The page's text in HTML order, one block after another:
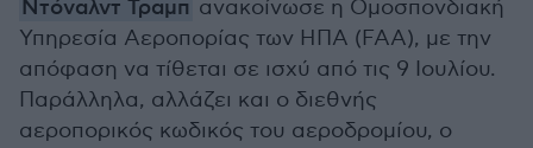
Ντόναλντ Τραμπ ανακοίνωσε η Ομοσπονδιακή
Υπηρεσία Αεροπορίας των ΗΠΑ (FAA), με την
απόφαση να τίθεται σε ισχύ από τις 9 Ιουλίου.
Παράλληλα, αλλάζει και ο διεθνής
αεροπορικός κωδικός του αεροδρομίου, ο